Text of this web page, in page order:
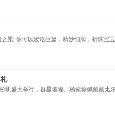
累; 你可以宏论巨篇，精妙细润，析珠宝
矶盛大举行，群星璀璨。杨紫琼佩戴戴比